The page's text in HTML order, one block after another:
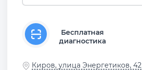
Бесплатная
диагностика
Киров, улица Энергетиков, 42